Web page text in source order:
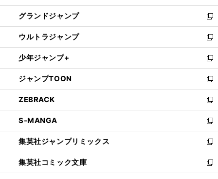
ウ
で
開
く
ン
ド
ウ
で
開
く
ウ
ィ
ン
ド
ウ
で
開
く
し
い
ウ
ィ
ン
ド
ウ
で
開
く
グランドジャンプ
新
し
い
ウ
ィ
ン
ド
ウ
で
開
く
ウルトラジャンプ
新
し
い
ウ
ィ
ン
ド
ウ
で
開
く
少年ジャンプ+
新
し
い
ウ
ィ
ン
ド
ウ
で
開
く
ジャンプTOON
新
し
い
ウ
ィ
ン
ド
ウ
で
開
ZEBRACK
新
し
い
ウ
ィ
ン
ド
ウ
S-MANGA
新
し
い
ウ
ィ
ン
集英社ジャンプリミックス
新
し
い
ウ
集英社コミック文庫
新
し